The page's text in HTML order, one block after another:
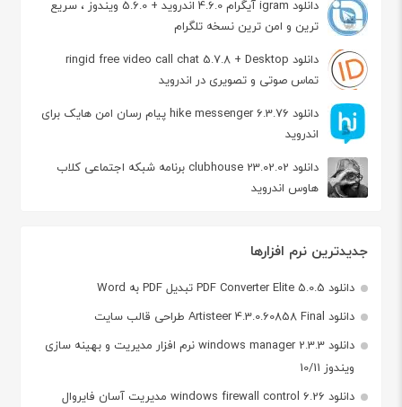
دانلود igram آیگرام 4.6.0 اندروید + 5.6.0 ویندوز ، سریع
ترین و امن ترین نسخه تلگرام
دانلود ringid free video call chat 5.7.8 + Desktop
تماس صوتی و تصویری در اندروید
دانلود hike messenger 6.3.76 پیام‌ رسان‌ امن هایک برای
اندروید
دانلود clubhouse 23.02.02 برنامه شبکه اجتماعی کلاب
هاوس اندروید
جدیدترین نرم افزارها
دانلود PDF Converter Elite 5.0.5 تبدیل PDF به Word
دانلود Artisteer 4.3.0.60858 Final طراحی قالب سایت
دانلود windows manager 2.3.3 نرم افزار مدیریت و بهینه سازی
ویندوز 10/11
دانلود windows firewall control 6.26 مدیریت آسان فایروال